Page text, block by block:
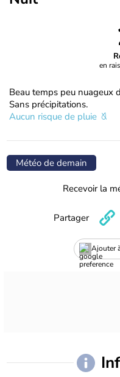
en
Beau temps peu nuageux
Sans précipitations.
Aucun risque de pluie
Météo de demain
Recevoir la
Ajouter
Partager